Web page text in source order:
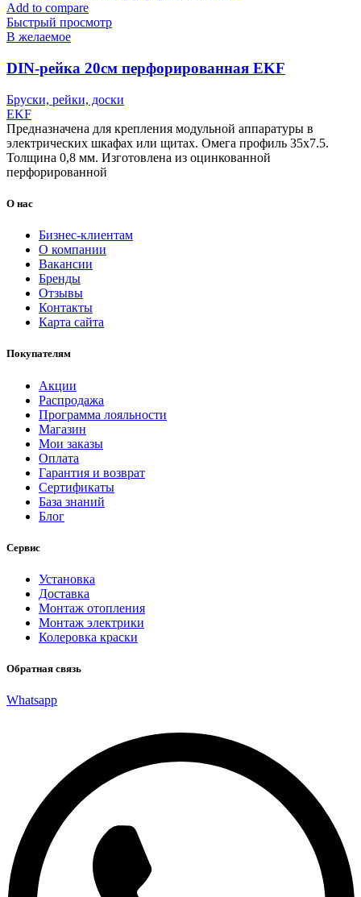
Add to compare
Быстрый просмотр
В желаемое
DIN-рейка 20см перфорированная EKF
Бруски, рейки, доски
EKF
Предназначена для крепления модульной аппаратуры в
электрических шкафах или щитах. Омега профиль 35х7.5.
Толщина 0,8 мм. Изготовлена из оцинкованной
перфорированной
О нас
Бизнес-клиентам
О компании
Вакансии
Бренды
Отзывы
Контакты
Карта сайта
Покупателям
Акции
Распродажа
Программа лояльности
Магазин
Мои заказы
Оплата
Гарантия и возврат
Сертификаты
База знаний
Блог
Сервис
Установка
Доставка
Монтаж отопления
Монтаж электрики
Колеровка краски
Обратная связь
Whatsapp